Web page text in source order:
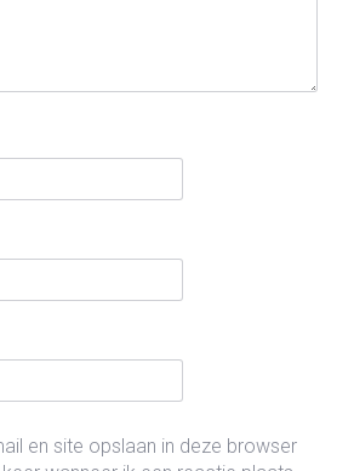
en site opslaan in deze browser